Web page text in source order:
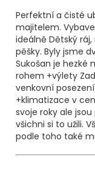
Perfektní a čisté
majitelem.
ideálně Dětský
pěšky. Byly jsme
Sukošan je hezké
rohem +výlety
venkovní
+klimatizace v
svoje roky ale
všichni si to užili.
podle toho také